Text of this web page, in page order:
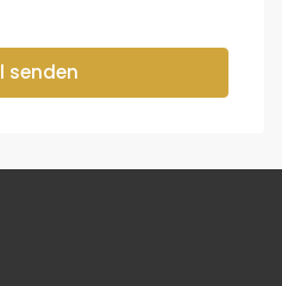
Email senden